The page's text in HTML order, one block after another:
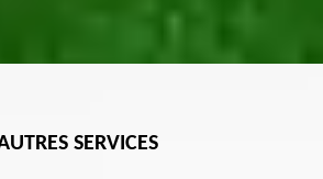
SERVICES